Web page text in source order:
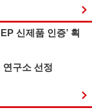
신제품 인증’ 획
구소 선정